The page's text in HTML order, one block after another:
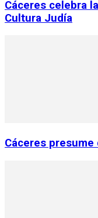
Cáceres celebra
Cultura Judía
Cáceres